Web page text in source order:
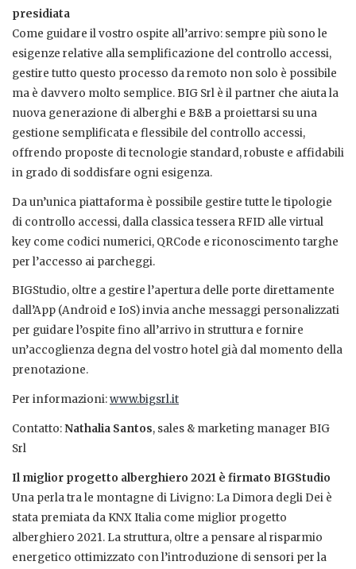
presidiata
Come guidare il vostro ospite all’arrivo: sempre più sono le
esigenze relative alla semplificazione del controllo accessi,
gestire tutto questo processo da remoto non solo è possibile
ma è davvero molto semplice. BIG Srl è il partner che aiuta la
nuova generazione di alberghi e B&B a proiettarsi su una
gestione semplificata e flessibile del controllo accessi,
offrendo proposte di tecnologie standard, robuste e affidabili
in grado di soddisfare ogni esigenza.
Da un’unica piattaforma è possibile gestire tutte le tipologie
di controllo accessi, dalla classica tessera RFID alle virtual
key come codici numerici, QRCode e riconoscimento targhe
per l’accesso ai parcheggi.
BIGStudio, oltre a gestire l’apertura delle porte direttamente
dall’App (Android e IoS) invia anche messaggi personalizzati
per guidare l’ospite fino all’arrivo in struttura e fornire
un’accoglienza degna del vostro hotel già dal momento della
prenotazione.
Per informazioni:www.bigsrl.it
Contatto:Nathalia Santos, sales & marketing manager BIG
Srl
Il miglior progetto alberghiero 2021 è firmato BIGStudio
Una perla tra le montagne di Livigno: La Dimora degli Dei è
stata premiata da KNX Italia come miglior progetto
alberghiero 2021. La struttura, oltre a pensare al risparmio
energetico ottimizzato con l’introduzione di sensori per la